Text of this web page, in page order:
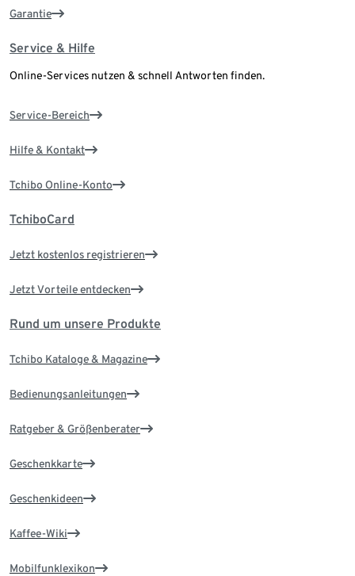
Garantie
Service & Hilfe
Online-Services nutzen & schnell Antworten finden.
Service-Bereich
Hilfe & Kontakt
Tchibo Online-Konto
TchiboCard
Jetzt kostenlos registrieren
Jetzt Vorteile entdecken
Rund um unsere Produkte
Tchibo Kataloge & Magazine
Bedienungsanleitungen
Ratgeber & Größenberater
Geschenkkarte
Geschenkideen
Kaffee-Wiki
Mobilfunklexikon